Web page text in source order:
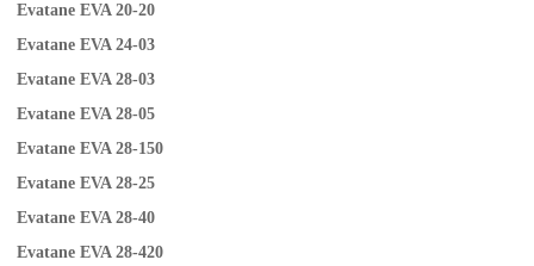
Evatane EVA 20-20
Evatane EVA 24-03
Evatane EVA 28-03
Evatane EVA 28-05
Evatane EVA 28-150
Evatane EVA 28-25
Evatane EVA 28-40
Evatane EVA 28-420